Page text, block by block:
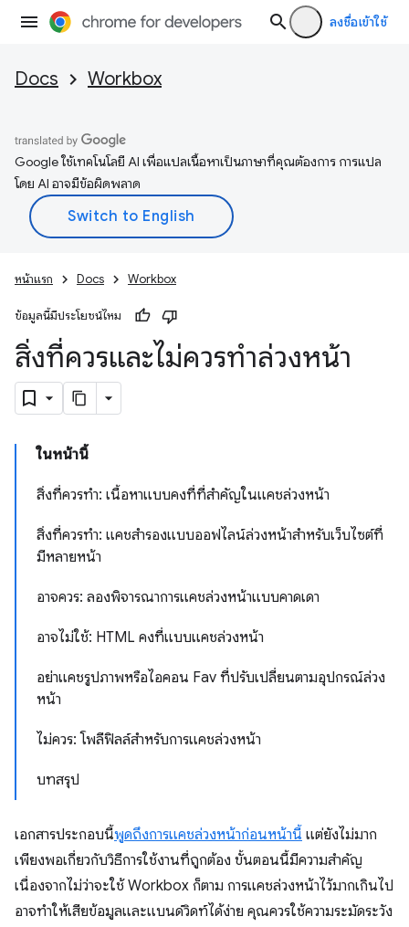
ลงชื่อเข้าใช้
Docs Workbox
Google ใช้เทคโนโลยี AI เพื่อแปลเนื้อหาเป็นภาษาที่คุณต้องการ การแปล
โดย AI อาจมีข้อผิดพลาด
หน้าแรก Docs Workbox
ข้อมูลนี้มีประโยชน์ไหม
สิ่งที่ควรและไม่ควรทำล่วงหน้า
ในหน้านี้
สิ่งที่ควรทำ: เนื้อหาแบบคงที่ที่สำคัญในแคชล่วงหน้า
สิ่งที่ควรทำ: แคชสำรองแบบออฟไลน์ล่วงหน้าสำหรับเว็บไซต์ที่
มีหลายหน้า
อาจควร: ลองพิจารณาการแคชล่วงหน้าแบบคาดเดา
อาจไม่ใช้: HTML คงที่แบบแคชล่วงหน้า
อย่าแคชรูปภาพหรือไอคอน Fav ที่ปรับเปลี่ยนตามอุปกรณ์ล่วง
หน้า
ไม่ควร: โพลีฟิลล์สำหรับการแคชล่วงหน้า
บทสรุป
เอกสารประกอบนี้พูดถึงการแคชล่วงหน้าก่อนหน้านี้ แต่ยังไม่มาก
เพียงพอเกี่ยวกับวิธีการใช้งานที่ถูกต้อง ขั้นตอนนี้มีความสำคัญ
เนื่องจากไม่ว่าจะใช้ Workbox ก็ตาม การแคชล่วงหน้าไว้มากเกินไป
อาจทำให้เสียข้อมูลและแบนด์วิดท์ได้ง่าย คุณควรใช้ความระมัดระวัง